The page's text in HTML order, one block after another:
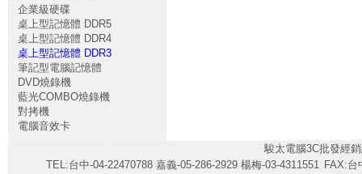
企業級硬碟
桌上型記憶體 DDR5
桌上型記憶體 DDR4
桌上型記憶體 DDR3
筆記型電腦記憶體
DVD燒錄機
藍光COMBO燒錄機
對拷機
電腦音效卡
駿太電腦3C批發經
TEL:台中-04-22470788 嘉義-05-286-2929 楊梅-03-4311551 FAX:台